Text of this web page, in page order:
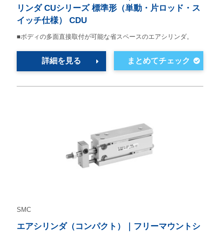
リンダ CUシリーズ 標準形（単動・片ロッド・ス
イッチ仕様） CDU
■ボディの多面直接取付が可能な省スペースのエアシリンダ。
詳細を見る
SMC
エアシリンダ（コンパクト）｜フリーマウントシ